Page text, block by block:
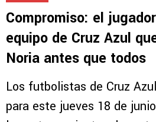
EQUIPO
Compromiso: el
equipo de Cruz Azul
Noria antes que todos